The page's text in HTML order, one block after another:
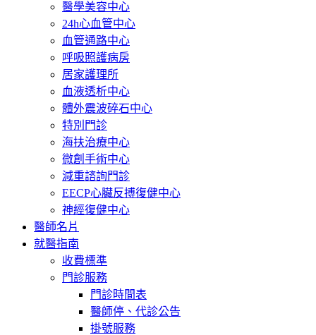
醫學美容中心
24h心血管中心
血管通路中心
呼吸照護病房
居家護理所
血液透析中心
體外震波碎石中心
特別門診
海扶治療中心
微創手術中心
減重諮詢門診
EECP心臟反搏復健中心
神經復健中心
醫師名片
就醫指南
收費標準
門診服務
門診時間表
醫師停、代診公告
掛號服務